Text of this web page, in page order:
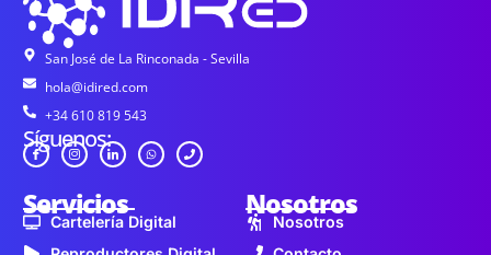
San José de La Rinconada - Sevilla
hola@idired.com
+34 610 819 543
Síguenos:
Servicios
Cartelería Digital
Nosotros
Nosotros